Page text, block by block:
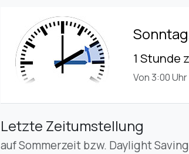
1 Stunde
Von 3:00
Letzte Zeitumstellung
auf Sommerzeit bzw. Daylight